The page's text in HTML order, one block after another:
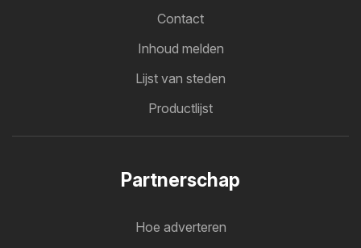
Contact
Inhoud melden
Lijst van steden
Productlijst
Partnerschap
Hoe adverteren